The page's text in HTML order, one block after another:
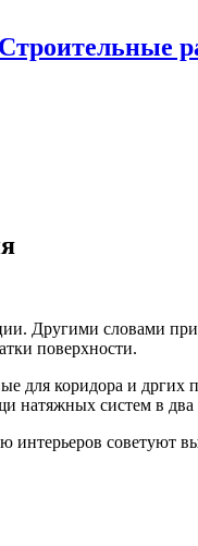
Другими словами
поверхности.
для коридора и
натяжных систем в
советуют